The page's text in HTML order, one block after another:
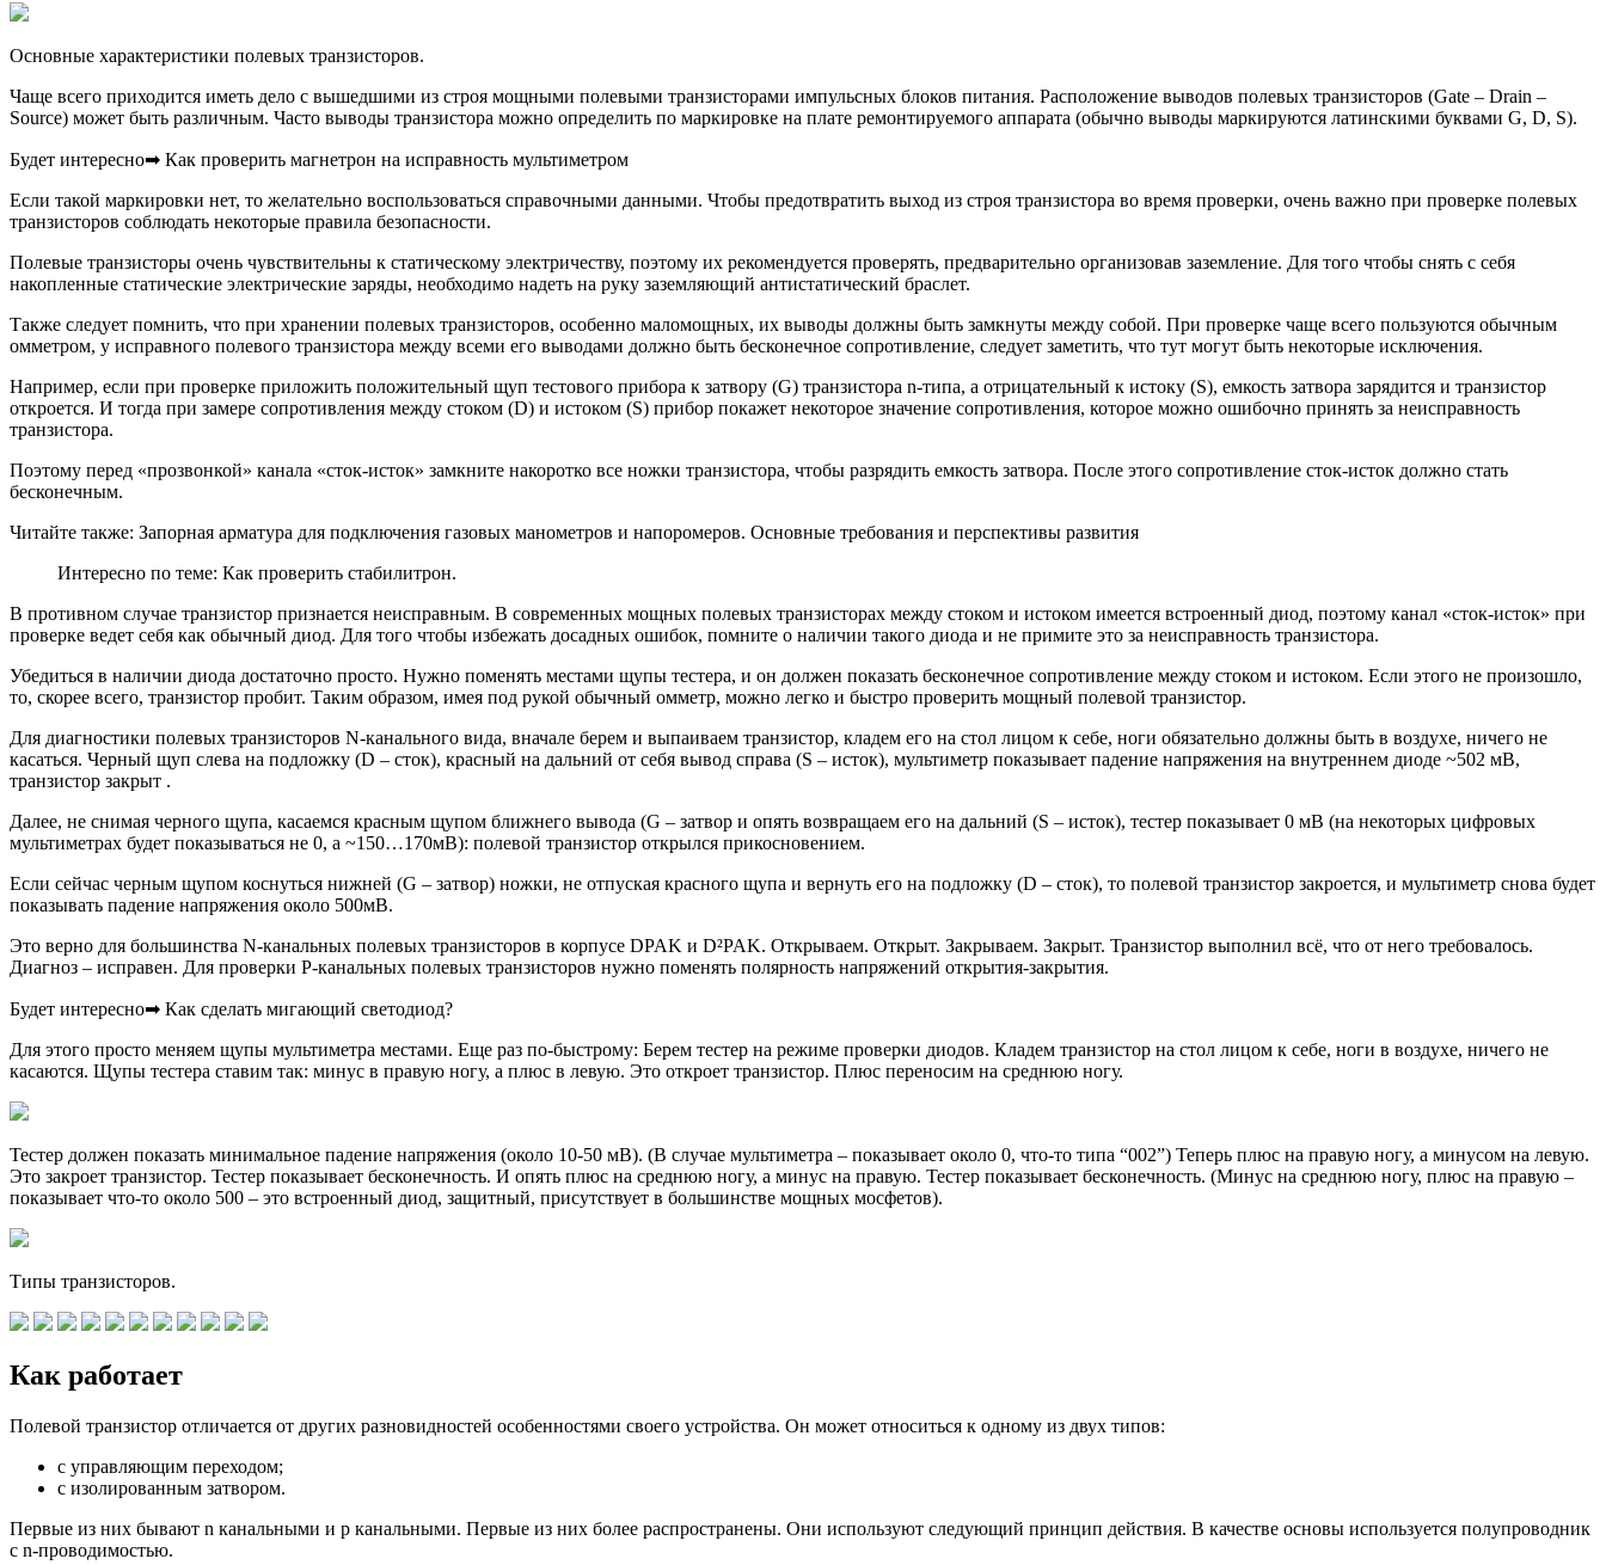
Основные характеристики полевых транзисторов.
Чаще всего приходится иметь дело с вышедшими из строя мощными полевыми транзисторами импульсных блоков питания. Расположение выводов полевых транзисторов (Gate – Drain –
Source) может быть различным. Часто выводы транзистора можно определить по маркировке на плате ремонтируемого аппарата (обычно выводы маркируются латинскими буквами G, D, S).
Будет интересно➡ Как проверить магнетрон на исправность мультиметром
Если такой маркировки нет, то желательно воспользоваться справочными данными. Чтобы предотвратить выход из строя транзистора во время проверки, очень важно при проверке полевых
транзисторов соблюдать некоторые правила безопасности.
Полевые транзисторы очень чувствительны к статическому электричеству, поэтому их рекомендуется проверять, предварительно организовав заземление. Для того чтобы снять с себя
накопленные статические электрические заряды, необходимо надеть на руку заземляющий антистатический браслет.
Также следует помнить, что при хранении полевых транзисторов, особенно маломощных, их выводы должны быть замкнуты между собой. При проверке чаще всего пользуются обычным
омметром, у исправного полевого транзистора между всеми его выводами должно быть бесконечное сопротивление, следует заметить, что тут могут быть некоторые исключения.
Например, если при проверке приложить положительный щуп тестового прибора к затвору (G) транзистора n-типа, а отрицательный к истоку (S), емкость затвора зарядится и транзистор
откроется. И тогда при замере сопротивления между стоком (D) и истоком (S) прибор покажет некоторое значение сопротивления, которое можно ошибочно принять за неисправность
транзистора.
Поэтому перед «прозвонкой» канала «сток-исток» замкните накоротко все ножки транзистора, чтобы разрядить емкость затвора. После этого сопротивление сток-исток должно стать
бесконечным.
Читайте также: Запорная арматура для подключения газовых манометров и напоромеров. Основные требования и перспективы развития
Интересно по теме: Как проверить стабилитрон.
В противном случае транзистор признается неисправным. В современных мощных полевых транзисторах между стоком и истоком имеется встроенный диод, поэтому канал «сток-исток» при
проверке ведет себя как обычный диод. Для того чтобы избежать досадных ошибок, помните о наличии такого диода и не примите это за неисправность транзистора.
Убедиться в наличии диода достаточно просто. Нужно поменять местами щупы тестера, и он должен показать бесконечное сопротивление между стоком и истоком. Если этого не произошло,
то, скорее всего, транзистор пробит. Таким образом, имея под рукой обычный омметр, можно легко и быстро проверить мощный полевой транзистор.
Для диагностики полевых транзисторов N-канального вида, вначале берем и выпаиваем транзистор, кладем его на стол лицом к себе, ноги обязательно должны быть в воздухе, ничего не
касаться. Черный щуп слева на подложку (D – сток), красный на дальний от себя вывод справа (S – исток), мультиметр показывает падение напряжения на внутреннем диоде ~502 мВ,
транзистор закрыт .
Далее, не снимая черного щупа, касаемся красным щупом ближнего вывода (G – затвор и опять возвращаем его на дальний (S – исток), тестер показывает 0 мВ (на некоторых цифровых
мультиметрах будет показываться не 0, а ~150…170мВ): полевой транзистор открылся прикосновением.
Если сейчас черным щупом коснуться нижней (G – затвор) ножки, не отпуская красного щупа и вернуть его на подложку (D – сток), то полевой транзистор закроется, и мультиметр снова будет
показывать падение напряжения около 500мВ.
Это верно для большинства N-канальных полевых транзисторов в корпусе DPAK и D²PAK. Открываем. Открыт. Закрываем. Закрыт. Транзистор выполнил всё, что от него требовалось.
Диагноз – исправен. Для проверки P-канальных полевых транзисторов нужно поменять полярность напряжений открытия-закрытия.
Будет интересно➡ Как сделать мигающий светодиод?
Для этого просто меняем щупы мультиметра местами. Еще раз по-быстрому: Берем тестер на режиме проверки диодов. Кладем транзистор на стол лицом к себе, ноги в воздухе, ничего не
касаются. Щупы тестера ставим так: минус в правую ногу, а плюс в левую. Это откроет транзистор. Плюс переносим на среднюю ногу.
Тестер должен показать минимальное падение напряжения (около 10-50 мВ). (В случае мультиметра – показывает около 0, что-то типа “002”) Теперь плюс на правую ногу, а минусом на левую.
Это закроет транзистор. Тестер показывает бесконечность. И опять плюс на среднюю ногу, а минус на правую. Тестер показывает бесконечность. (Минус на среднюю ногу, плюс на правую –
показывает что-то около 500 – это встроенный диод, защитный, присутствует в большинстве мощных мосфетов).
Типы транзисторов.
Как работает
Полевой транзистор отличается от других разновидностей особенностями своего устройства. Он может относиться к одному из двух типов:
с управляющим переходом;
с изолированным затвором.
Первые из них бывают n канальными и p канальными. Первые из них более распространены. Они используют следующий принцип действия. В качестве основы используется полупроводник
с n-проводимостью.